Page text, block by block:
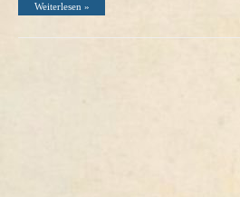
Weiterlesen »